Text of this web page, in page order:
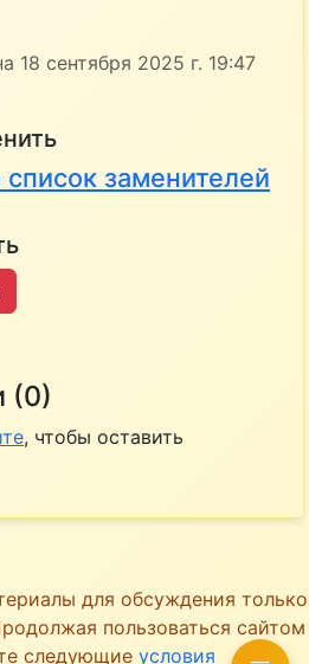
18 сентября 2025 г. 19:47
заменителей
(0)
, чтобы оставить
для обсуждения только
пользоваться сайтом
следующие условия